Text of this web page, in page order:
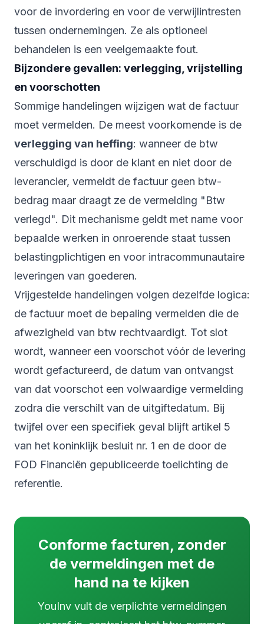
voor de invordering en voor de verwijlintresten
tussen ondernemingen. Ze als optioneel
behandelen is een veelgemaakte fout.
Bijzondere gevallen: verlegging, vrijstelling
en voorschotten
Sommige handelingen wijzigen wat de factuur
moet vermelden. De meest voorkomende is de
verlegging van heffing: wanneer de btw
verschuldigd is door de klant en niet door de
leverancier, vermeldt de factuur geen btw-
bedrag maar draagt ze de vermelding "Btw
verlegd". Dit mechanisme geldt met name voor
bepaalde werken in onroerende staat tussen
belastingplichtigen en voor intracommunautaire
leveringen van goederen.
Vrijgestelde handelingen volgen dezelfde logica:
de factuur moet de bepaling vermelden die de
afwezigheid van btw rechtvaardigt. Tot slot
wordt, wanneer een voorschot vóór de levering
wordt gefactureerd, de datum van ontvangst
van dat voorschot een volwaardige vermelding
zodra die verschilt van de uitgiftedatum. Bij
twijfel over een specifiek geval blijft artikel 5
van het koninklijk besluit nr. 1 en de door de
FOD Financiën gepubliceerde toelichting de
referentie.
Conforme facturen, zonder
de vermeldingen met de
hand na te kijken
YouInv vult de verplichte vermeldingen